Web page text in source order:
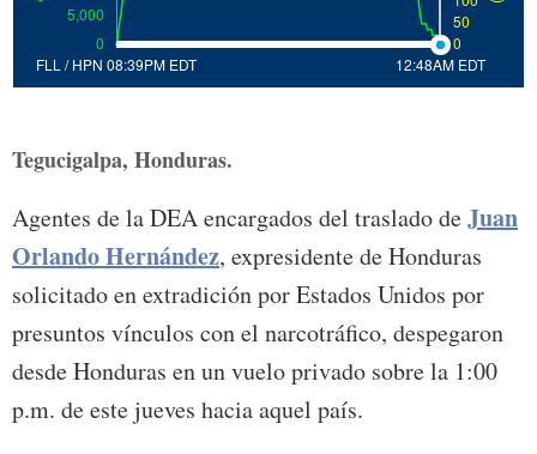
Tegucigalpa, Honduras.
Agentes de la DEA encargados del traslado deJuan
Orlando Hernández, expresidente de Honduras
solicitado en extradición por Estados Unidos por
presuntos vínculos con el narcotráfico, despegaron
desde Honduras en un vuelo privado sobre la 1:00
p.m. de este jueves hacia aquel país.